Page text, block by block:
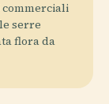
commerciali
serre
flora da